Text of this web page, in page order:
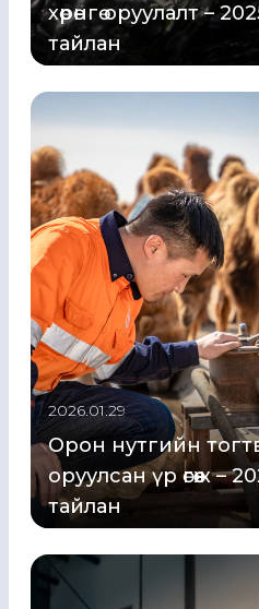
хөрөнгө оруулалт –
тайлан
2026.01.29
Орон нутгийн
оруулсан үр өгөөж –
тайлан